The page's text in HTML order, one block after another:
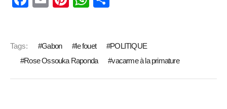
Tags: Gabon le fouet
POLITIQUE
Rose Ossouka Raponda
vacarme à la primature